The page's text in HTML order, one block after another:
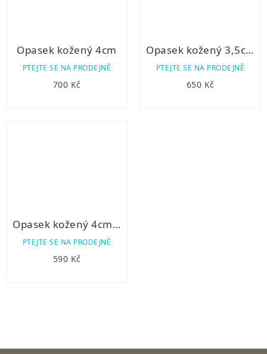
Opasek kožený 4cm
PTEJTE SE NA PRODEJNĚ
700 Kč
Opasek kožený 3,5cm
PTEJTE SE NA PRODEJNĚ
650 Kč
Opasek kožený 4cm zdobený
PTEJTE SE NA PRODEJNĚ
590 Kč